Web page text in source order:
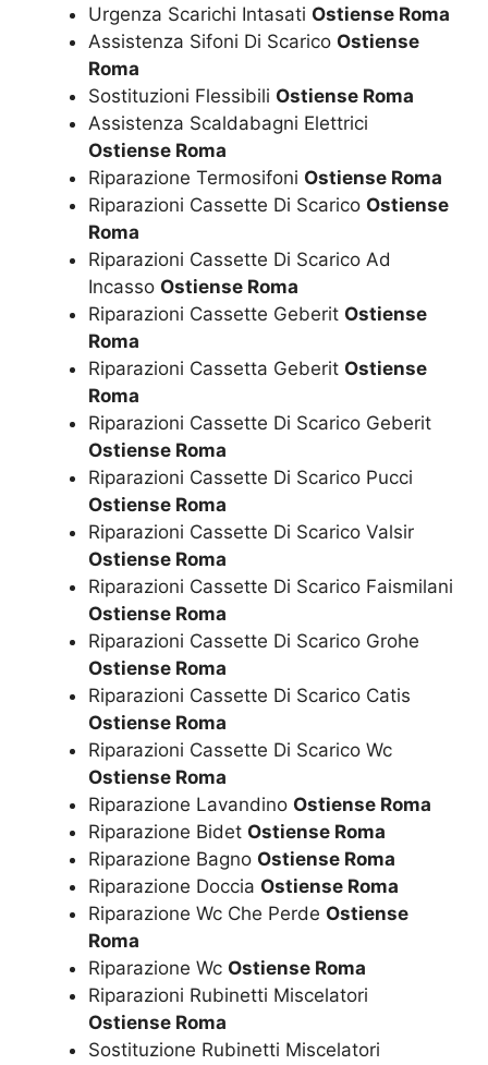
Urgenza Scarichi Intasati Ostiense Roma
Assistenza Sifoni Di Scarico Ostiense
Roma
Sostituzioni Flessibili Ostiense Roma
Assistenza Scaldabagni Elettrici
Ostiense Roma
Riparazione Termosifoni Ostiense Roma
Riparazioni Cassette Di Scarico Ostiense
Roma
Riparazioni Cassette Di Scarico Ad
Incasso Ostiense Roma
Riparazioni Cassette Geberit Ostiense
Roma
Riparazioni Cassetta Geberit Ostiense
Roma
Riparazioni Cassette Di Scarico Geberit
Ostiense Roma
Riparazioni Cassette Di Scarico Pucci
Ostiense Roma
Riparazioni Cassette Di Scarico Valsir
Ostiense Roma
Riparazioni Cassette Di Scarico Faismilani
Ostiense Roma
Riparazioni Cassette Di Scarico Grohe
Ostiense Roma
Riparazioni Cassette Di Scarico Catis
Ostiense Roma
Riparazioni Cassette Di Scarico Wc
Ostiense Roma
Riparazione Lavandino Ostiense Roma
Riparazione Bidet Ostiense Roma
Riparazione Bagno Ostiense Roma
Riparazione Doccia Ostiense Roma
Riparazione Wc Che Perde Ostiense
Roma
Riparazione Wc Ostiense Roma
Riparazioni Rubinetti Miscelatori
Ostiense Roma
Sostituzione Rubinetti Miscelatori